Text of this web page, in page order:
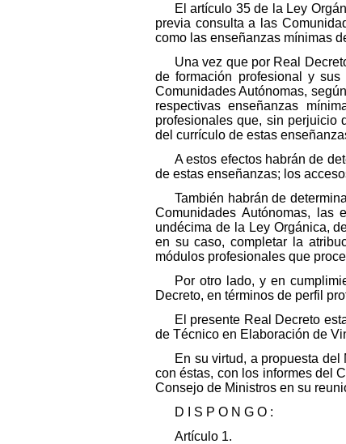
El artículo 35 de la Ley
previa consulta a las
como las enseñanzas mínimas
Una vez que por Real
de formación profesional y
Comunidades Autónomas,
respectivas enseñanzas
profesionales que, sin perjuicio
del currículo de estas
A estos efectos habrán de
de estas enseñanzas; los
También habrán de
Comunidades Autónomas, las
undécima de la Ley Orgánica,
en su caso, completar la
módulos profesionales que
Por otro lado, y en
Decreto, en términos de perfil
El presente Real Decreto
de Técnico en Elaboración de
En su virtud, a propuesta
con éstas, con los informes del
Consejo de Ministros en su
D I S P O N G O :
Artículo 1.